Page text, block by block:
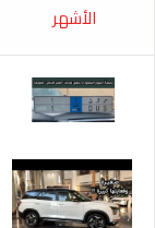
الأشهر